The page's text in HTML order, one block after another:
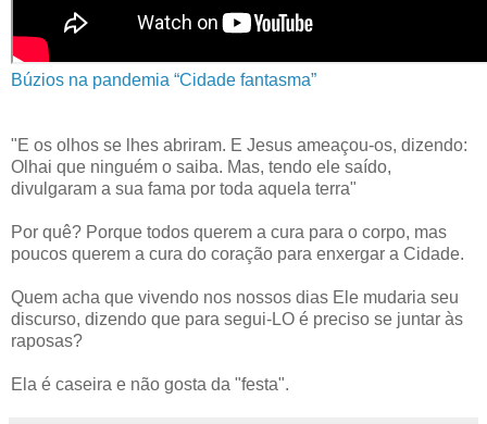
Búzios na pandemia “Cidade fantasma”
"E os olhos se lhes abriram. E Jesus ameaçou-os, dizendo:
Olhai que ninguém o saiba. Mas, tendo ele saído,
divulgaram a sua fama por toda aquela terra"
Por quê? Porque todos querem a cura para o corpo, mas
poucos querem a cura do coração para enxergar a Cidade.
Quem acha que vivendo nos nossos dias Ele mudaria seu
discurso, dizendo que para segui-LO é preciso se juntar às
raposas?
Ela é caseira e não gosta da "festa".